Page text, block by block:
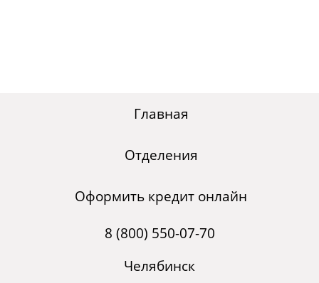
Главная
Отделения
Оформить кредит онлайн
8 (800) 550-07-70
Челябинск